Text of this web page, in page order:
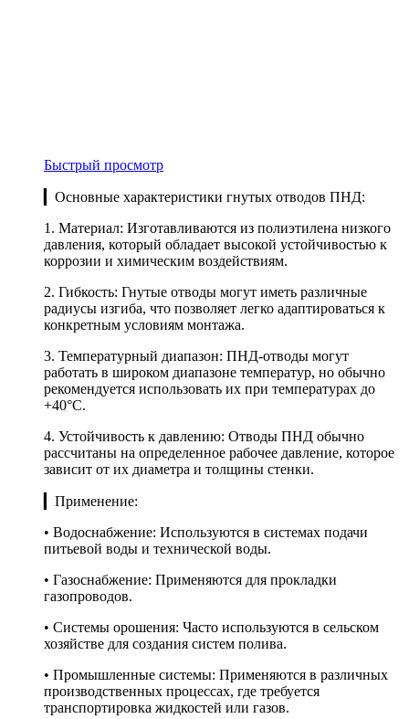
Быстрый просмотр
▎Основные характеристики гнутых отводов ПНД:
1. Материал: Изготавливаются из полиэтилена низкого
давления, который обладает высокой устойчивостью к
коррозии и химическим воздействиям.
2. Гибкость: Гнутые отводы могут иметь различные
радиусы изгиба, что позволяет легко адаптироваться к
конкретным условиям монтажа.
3. Температурный диапазон: ПНД-отводы могут
работать в широком диапазоне температур, но обычно
рекомендуется использовать их при температурах до
+40°C.
4. Устойчивость к давлению: Отводы ПНД обычно
рассчитаны на определенное рабочее давление, которое
зависит от их диаметра и толщины стенки.
▎Применение:
• Водоснабжение: Используются в системах подачи
питьевой воды и технической воды.
• Газоснабжение: Применяются для прокладки
газопроводов.
• Системы орошения: Часто используются в сельском
хозяйстве для создания систем полива.
• Промышленные системы: Применяются в различных
производственных процессах, где требуется
транспортировка жидкостей или газов.